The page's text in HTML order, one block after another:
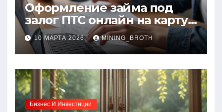
Оформление займа под
залог ПТС онлайн на карту
без визита в офис: порядок,
требования и документы
10 МАРТА 2026 MINING_BROTH
Бизнес И Инвестиции